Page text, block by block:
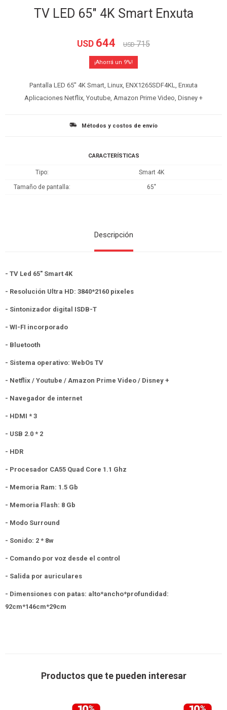
TV LED 65" 4K Smart Enxuta
USD 644 USD 715
9
Pantalla LED 65" 4K Smart, Linux, ENX1265SDF4KL, Enxuta
Aplicaciones Netflix, Youtube, Amazon Prime Video, Disney +
Métodos y costos de envío
CARACTERÍSTICAS
Tipo Smart 4K
Tamaño de pantalla 65"
Descripción
- TV Led 65" Smart 4K
- Resolución Ultra HD: 3840*2160 pixeles
- Sintonizador digital ISDB-T
- WI-FI incorporado
- Bluetooth
- Sistema operativo: WebOs TV
- Netflix / Youtube / Amazon Prime Video / Disney +
- Navegador de internet
- HDMI * 3
- USB 2.0 * 2
- HDR
- Procesador CA55 Quad Core 1.1 Ghz
- Memoria Ram: 1.5 Gb
- Memoria Flash: 8 Gb
- Modo Surround
- Sonido: 2 * 8w
- Comando por voz desde el control
- Salida por auriculares
- Dimensiones con patas: alto*ancho*profundidad:
92cm*146cm*29cm
Productos que te pueden interesar